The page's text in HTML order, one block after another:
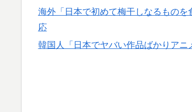
海外「日本で初めて梅干しなるもの
応
韓国人「日本でヤバい作品ばかりアニ